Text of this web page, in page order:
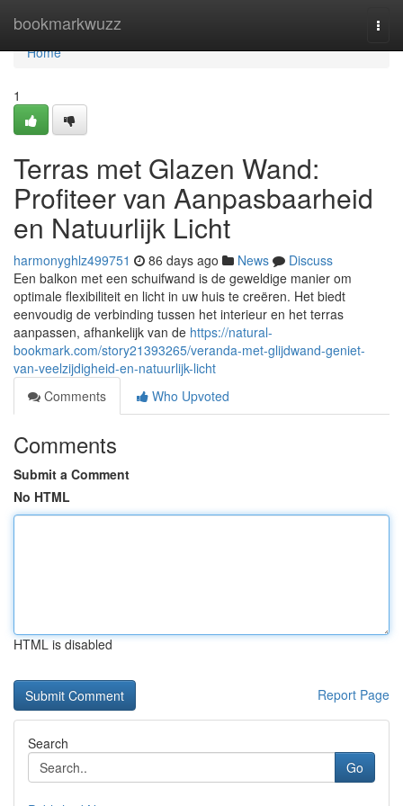
bookmarkwuzz
Home
Home
1
Terras met Glazen Wand:
Profiteer van Aanpasbaarheid
en Natuurlijk Licht
harmonyghlz499751 86 days ago News
Discuss
Een balkon met een schuifwand is de geweldige manier om
optimale flexibiliteit en licht in uw huis te creëren. Het biedt
eenvoudig de verbinding tussen het interieur en het terras
aanpassen, afhankelijk van de https://natural-
bookmark.com/story21393265/veranda-met-glijdwand-geniet-
van-veelzijdigheid-en-natuurlijk-licht
Comments
Who Upvoted
Comments
Submit a Comment
No HTML
HTML is disabled
Report Page
Search
Go